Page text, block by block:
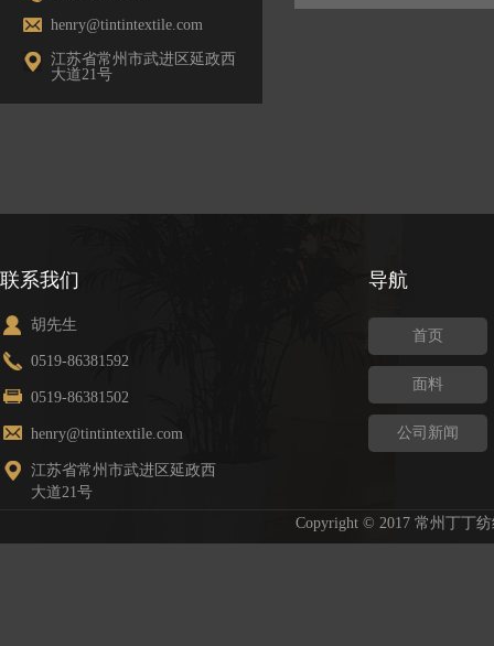
henry@tintintextile.com
江苏省常州市武进区延政西
大道21号
联系我们
胡先生
0519-86381592
0519-86381502
henry@tintintextile.com
江苏省常州市武进区延政西
大道21号
导航
首页
面料
公司新闻
Copyright © 2017 常州丁丁